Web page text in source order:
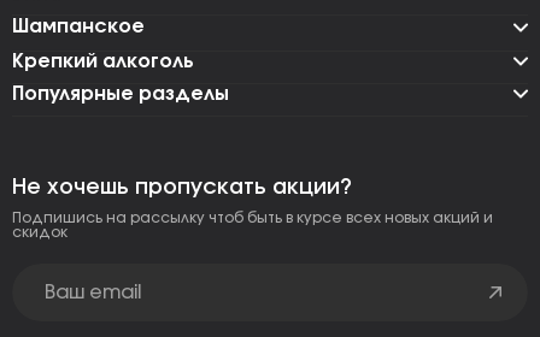
Шампанское
Крепкий алкоголь
Популярные разделы
Не хочешь пропускать акции?
Подпишись на рассылку чтоб быть в курсе всех новых акций и
скидок